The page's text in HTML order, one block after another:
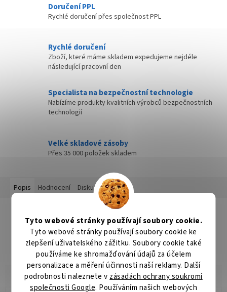
Tyto webové stránky používají soubory cookie.
Tyto webové stránky používají soubory cookie ke
zlepšení uživatelského zážitku. Soubory cookie také
používáme ke shromažďování údajů za účelem
personalizace a měření účinnosti naší reklamy. Další
podrobnosti naleznete v zásadách ochrany soukromí
společnosti Google. Používáním našich webových
Doručení PPL
Rychlé doručení přes společnost PPL
Rychlé doručení
Zboží, které máme skladem expedujeme nejdéle
následující pracovní den
Specialista na bezpečnostní technologie
Nabízíme produkty kvalitních výrobců bezpečnostních
technologií
Velké skladové zásoby
Přes 35 000 položek skladem
Popis Hodnocení Diskuze
Popis produktu není dostupný